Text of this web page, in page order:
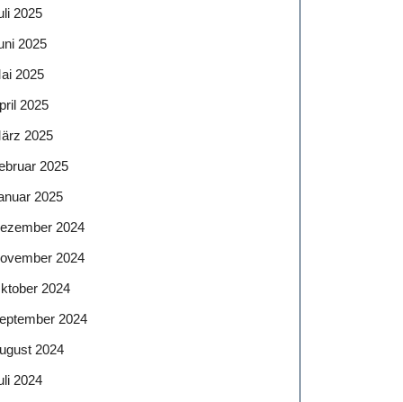
2025
2025
2025
2025
2025
2025
2025
2024
2024
2024
2024
2024
2024